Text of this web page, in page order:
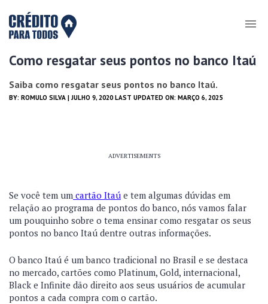
Como resgatar seus pontos no banco Itaú
Saiba como resgatar seus pontos no banco Itaú.
BY: ROMULO SILVA | JULHO 9, 2020 LAST UPDATED ON: MARÇO 6, 2025
ADVERTISEMENTS
Se você tem um cartão Itaú e tem algumas dúvidas em
relação ao programa de pontos do banco, nós vamos falar
um pouquinho sobre o tema ensinar como resgatar os seus
pontos no banco Itaú dentre outras informações.
O banco Itaú é um banco tradicional no Brasil e se destaca
no mercado, cartões como Platinum, Gold, internacional,
Black e Infinite dão direito aos seus usuários de acumular
pontos a cada compra com o cartão.